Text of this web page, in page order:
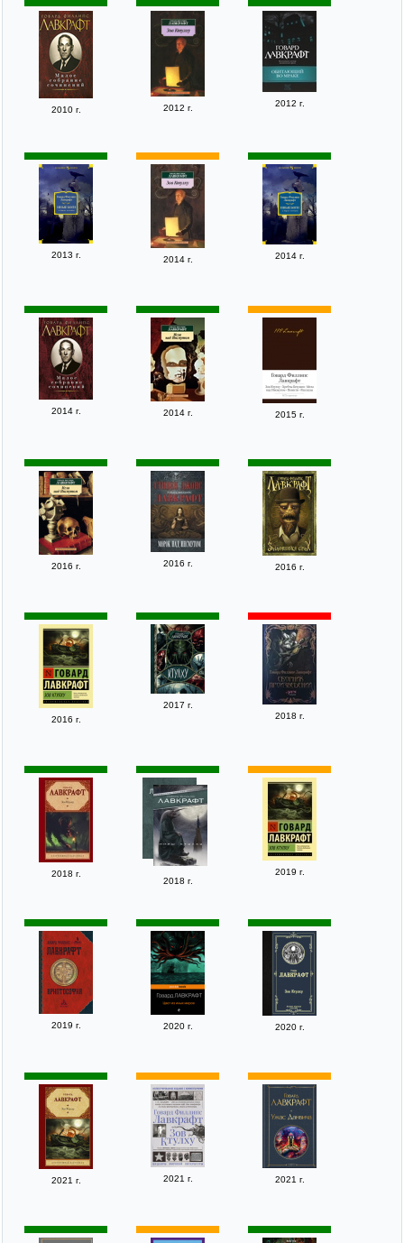
2010 г. 2012 г. 2012 г.
2013 г. 2014 г. 2014 г.
2014 г. 2014 г. 2015 г.
2016 г. 2016 г. 2016 г.
2016 г.
2017 г.
2018 г.
2018 г.
2018 г.
2019 г.
2019 г. 2020 г. 2020 г.
2021 г. 2021 г. 2021 г.